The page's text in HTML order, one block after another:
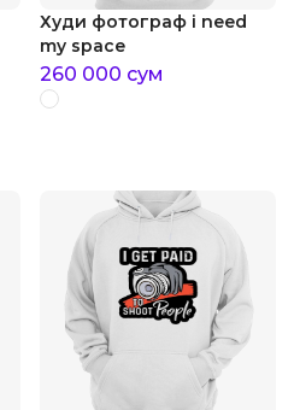
Худи фотограф i need
my space
260 000 сум